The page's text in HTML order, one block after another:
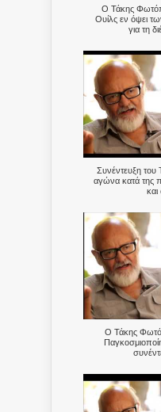
Ο Τάκης
Ουίλς εν όψει
για τη
Συνέντευξη
αγώνα κατά της
Ο Τάκης